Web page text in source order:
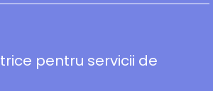
pentru servicii de